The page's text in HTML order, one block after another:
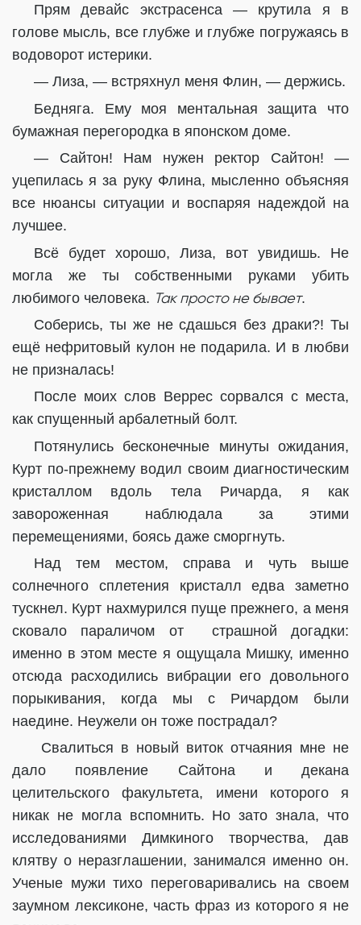
Прям девайс экстрасенса — крутила я в
голове мысль, все глубже и глубже погружаясь в
водоворот истерики.
— Лиза, — встряхнул меня Флин, — держись.
Бедняга. Ему моя ментальная защита что
бумажная перегородка в японском доме.
— Сайтон! Нам нужен ректор Сайтон! —
уцепилась я за руку Флина, мысленно объясняя
все нюансы ситуации и воспаряя надеждой на
лучшее.
Всё будет хорошо, Лиза, вот увидишь. Не
могла же ты собственными руками убить
любимого человека. Так просто не бывает.
Соберись, ты же не сдашься без драки?! Ты
ещё нефритовый кулон не подарила. И в любви
не призналась!
После моих слов Веррес сорвался с места,
как спущенный арбалетный болт.
Потянулись бесконечные минуты ожидания,
Курт по-прежнему водил своим диагностическим
кристаллом вдоль тела Ричарда, я как
завороженная наблюдала за этими
перемещениями, боясь даже сморгнуть.
Над тем местом, справа и чуть выше
солнечного сплетения кристалл едва заметно
тускнел. Курт нахмурился пуще прежнего, а меня
сковало параличом от страшной догадки:
именно в этом месте я ощущала Мишку, именно
отсюда расходились вибрации его довольного
порыкивания, когда мы с Ричардом были
наедине. Неужели он тоже пострадал?
Свалиться в новый виток отчаяния мне не
дало появление Сайтона и декана
целительского факультета, имени которого я
никак не могла вспомнить. Но зато знала, что
исследованиями Димкиного творчества, дав
клятву о неразглашении, занимался именно он.
Ученые мужи тихо переговаривались на своем
заумном лексиконе, часть фраз из которого я не